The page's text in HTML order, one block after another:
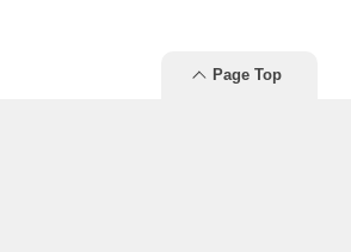
Page Top